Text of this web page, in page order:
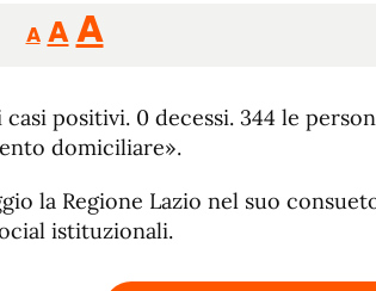
A
Reducir
tamaño
A Restablecer
tamaño
de
fuente
AAumentar
de
fuente.
positivi. 0 decessi. 344 le
domiciliare».
la Regione Lazio nel suo
istituzionali.